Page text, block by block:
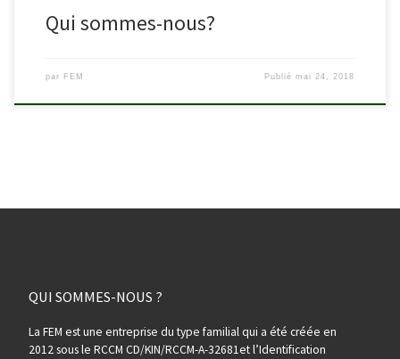
Qui sommes-nous?
par FEM Publiémai 24, 2018
QUI SOMMES-NOUS ?
La FEM est une entreprise du type familial qui a été créée en
2012 sous le RCCM CD/KIN/RCCM-A-32681et l’Identification